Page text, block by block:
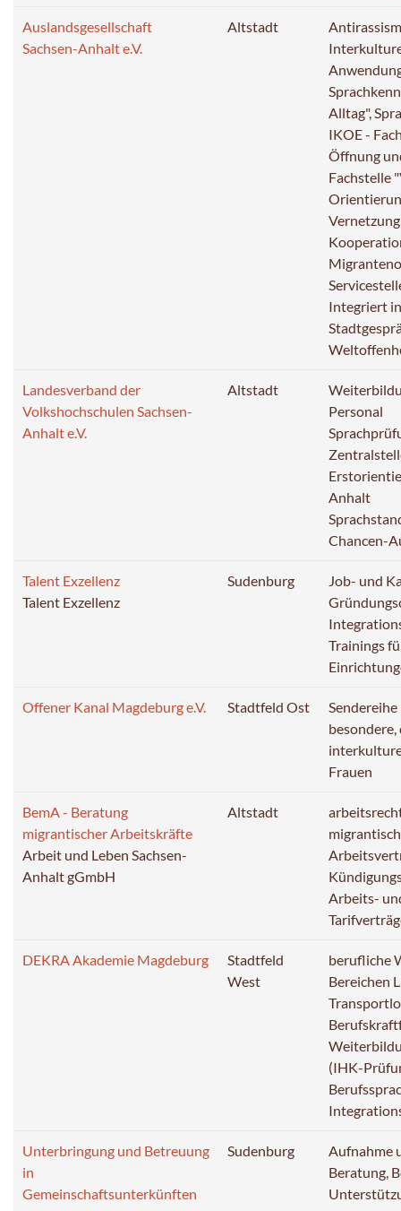
Auslandsgesellschaft
Sachsen-Anhalt e.V.
Altstadt
Alltag",
IKOE -
Öffnung
Fachstelle
Integriert
Landesverband der
Volkshochschulen Sachsen-
Anhalt e.V.
Altstadt
Personal
Anhalt
Chancen-
Talent Exzellenz
Talent Exzellenz
Sudenburg
Job- und
Trainings
Offener Kanal Magdeburg e.V. Stadtfeld Ost
Frauen
BemA - Beratung
migrantischer Arbeitskräfte
Arbeit und Leben Sachsen-
Anhalt gGmbH
Altstadt
Arbeits-
DEKRA Akademie Magdeburg
Stadtfeld
West
berufliche
Bereichen
(IHK-
Unterbringung und Betreuung
in
Gemeinschaftsunterkünften
Sudenburg
Aufnahme
Beratung,